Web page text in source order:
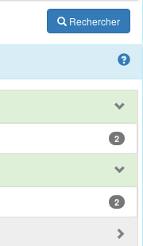
Rechercher
2
2